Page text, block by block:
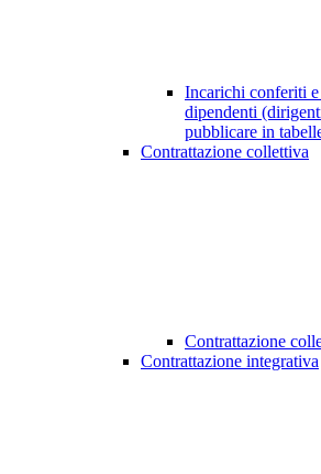
Incarichi conferiti
dipendenti
pubblicare in
Contrattazione collettiva
Contrattazione
Contrattazione integrativa